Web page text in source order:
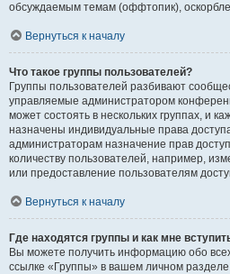
обсуждаемым темам (оффтопик),
Вернуться к началу
Что такое группы пользователей?
Группы пользователей разбивают
управляемые администратором
может состоять в нескольких группах, и
назначены индивидуальные права
администраторам назначение прав
количеству пользователей, например,
или предоставление пользователям
Вернуться к началу
Где находятся группы и как мне
Вы можете получить информацию обо
ссылке «Группы» в вашем личном